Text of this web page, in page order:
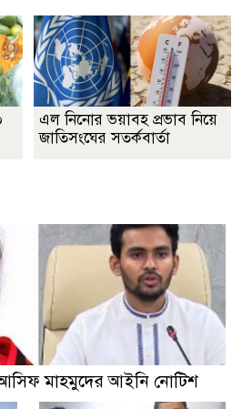
এল নিনোর ভয়াবহ প্রভাব নিয়ে
জাতিসংঘের সতর্কবার্তা
মাহমুদের আইনি নোটিশ